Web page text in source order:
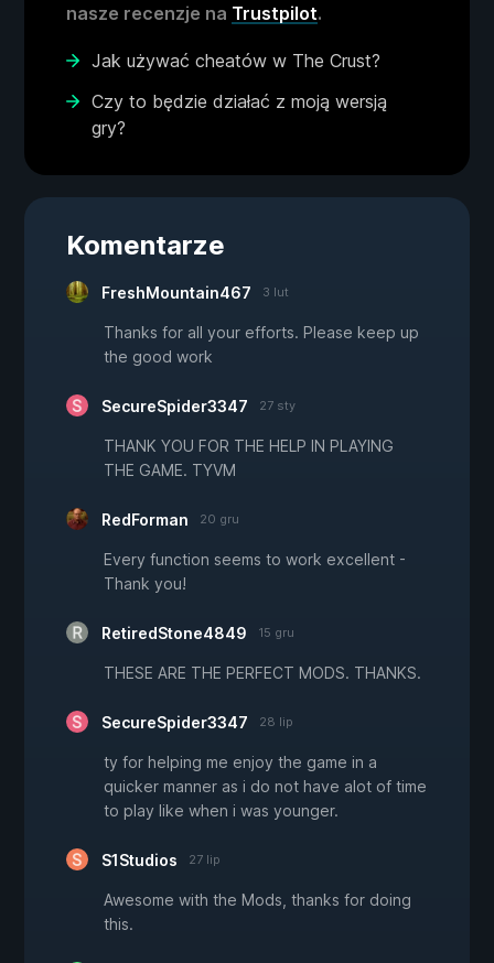
nasze recenzje na Trustpilot.
Jak używać cheatów w The Crust?
Czy to będzie działać z moją wersją
gry?
Komentarze
FreshMountain467 3 lut
Thanks for all your efforts. Please keep up
the good work
SecureSpider3347 27 sty
THANK YOU FOR THE HELP IN PLAYING
THE GAME. TYVM
RedForman 20 gru
Every function seems to work excellent -
Thank you!
RetiredStone4849 15 gru
THESE ARE THE PERFECT MODS. THANKS.
SecureSpider3347 28 lip
ty for helping me enjoy the game in a
quicker manner as i do not have alot of time
to play like when i was younger.
S1Studios 27 lip
Awesome with the Mods, thanks for doing
this.